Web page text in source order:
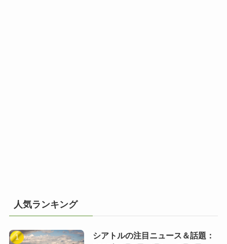
人気ランキング
シアトルの注目ニュース＆話題：